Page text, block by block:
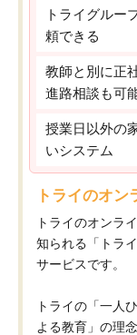
トライグルー
頼できる
教師と別に正
進路相談も可
授業日以外の
いシステム
トライのオン
トライのオンラ
知られる「トラ
サービスです。
トライの「一人
よる教育」の理